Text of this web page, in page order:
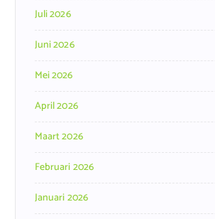
Juli 2026
Juni 2026
Mei 2026
April 2026
Maart 2026
Februari 2026
Januari 2026